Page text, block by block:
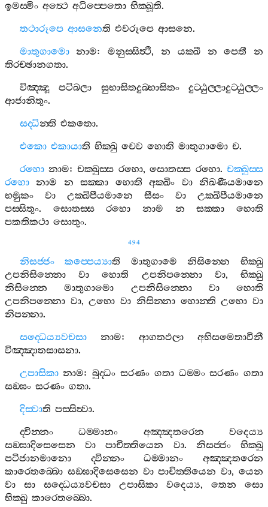
ඉමස‍්මිං අත්‍ථෙ අධිප‍්පෙතො භික‍්ඛූති.
තථාරූපෙ ආසනෙති එවරූපෙ ආසනෙ.
මාතුගාමො
නාම:මනුස‍්සිත්‍ථි, න යක‍්ඛී න පෙතී
න
තිරච‍්ඡානගතා.
විඤ‍්ඤූ
පටිබලා සුභාසිතදුබ‍්භාසිතං
දුට‍්ඨුල‍්ලාදුට‍්ඨුල‍්ලං
ආජානිතුං.
සද‍්ධින‍්ති එකතො.
එකො එකායාති භික‍්ඛු චෙව හොති මාතුගාමො ච.
රහො නාම:චක‍්ඛුස‍්ස රහො,සොතස‍්ස රහො.චක‍්ඛුස‍්ස
රහො
නාම න සක‍්කා හොති අක‍්ඛිං වා
නිඛණීයමානෙ
භමුකං
වා උක‍්ඛිපීයමානෙ සීසං වා
උක‍්ඛිපීයමානෙ
පස‍්සිතුං. සොතස‍්ස රහො නාම න සක‍්කා
හොති
පකතිකථා සොතුං.
494
නිසජ‍්ජං කප‍්පෙය්‍යාති මාතුගාමෙ නිසින‍්නෙ
භික‍්ඛු
උපනිසින‍්නො
වා හොති උපනිපන‍්නො වා,භික‍්ඛු
නිසින‍්නෙ
මාතුගාමො උපනිසින‍්නො වා
හොති
උපනිපන‍්නො වා,උභො වා නිසින‍්නා හොන‍්ති උභො වා
නිපන‍්නා.
සද‍්ධෙය්‍යවචසා
නාම: ආගතඵලා
අභිසමෙතාවිනී
විඤ‍්ඤාතසාසනා.
උපාසිකා නාම:බුද‍්ධං සරණං ගතා ධම‍්මං සරණං ගතා
සඞ‍්ඝං සරණං ගතා.
දිස‍්වාති පස‍්සිත්‍වා.
ද‍්වින‍්නං
ධම‍්මානං අඤ‍්ඤතරෙන
වදෙය්‍ය
සඞ‍්ඝාදිසෙසෙන
වා පාචිත‍්තියෙන වා. නිසජ‍්ජං
භික‍්ඛු
පටිජානමානො
ද‍්වින‍්නං ධම‍්මානං
අඤ‍්ඤතරෙන
කාරෙතබ‍්බො සඞ‍්ඝාදිසෙසෙන වා පාචිත‍්තියෙන වා,යෙන
වා
සා සද‍්ධෙය්‍යවචසා උපාසිකා වදෙය්‍ය, තෙන
සො
භික‍්ඛු කාරෙතබ‍්බො.